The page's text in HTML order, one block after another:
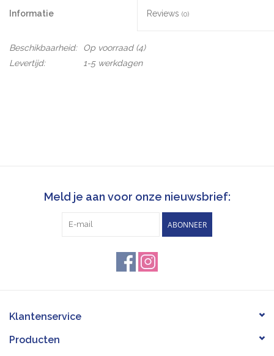
Informatie Reviews (0)
Beschikbaarheid: Op voorraad(4)
Levertijd:
1-5 werkdagen
Meld je aan voor onze nieuwsbrief:
ABONNEER
Klantenservice
Producten